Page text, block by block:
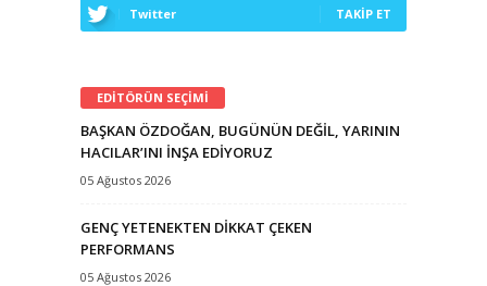
Twitter TAKİP ET
EDİTÖRÜN SEÇİMİ
BAŞKAN ÖZDOĞAN, BUGÜNÜN DEĞİL, YARININ
HACILAR’INI İNŞA EDİYORUZ
05 Ağustos 2026
GENÇ YETENEKTEN DİKKAT ÇEKEN
PERFORMANS
05 Ağustos 2026